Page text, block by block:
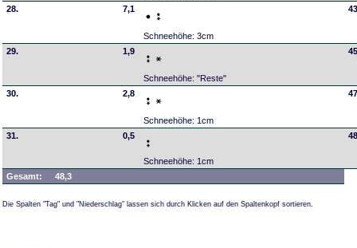
28. 7,1
Schneehöhe: 3cm
29. 1,9
Schneehöhe: "Reste"
30. 2,8
Schneehöhe: 1cm
31. 0,5
Schneehöhe: 1cm
Gesamt: 48,3
Die Spalten "Tag" und "Niederschlag" lassen sich durch Klicken auf den Spaltenkopf sortieren.